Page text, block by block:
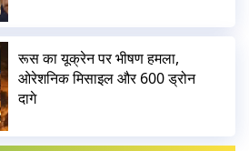
रूस का यूक्रेन पर भीषण हमला,
ओरेशनिक मिसाइल और 600 ड्रोन
दागे